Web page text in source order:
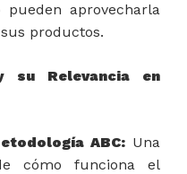
pueden aprovecharla
productos.
su Relevancia en
ABC:Una
cómo funciona el